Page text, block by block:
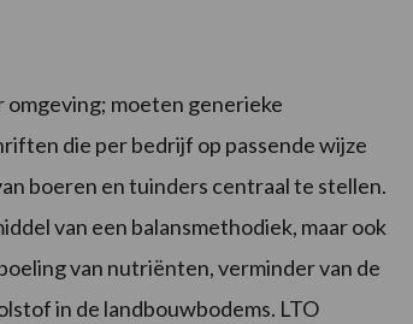
moeten generieke
die per bedrijf op passende wijze
boeren en tuinders centraal te stellen.
van een balansmethodiek, maar ook
van nutriënten, verminder van de
in de landbouwbodems. LTO